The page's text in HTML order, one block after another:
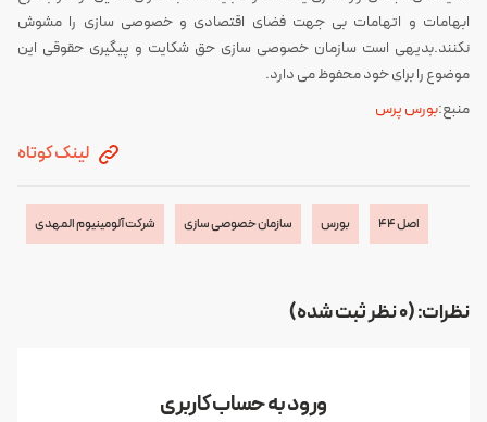
ابهامات و اتهامات بی جهت فضای اقتصادی و خصوصی سازی را مشوش
نکنند.بدیهی است سازمان خصوصی سازی حق شکایت و پیگیری حقوقی این
موضوع را برای خود محفوظ می دارد.
منبع:بورس پرس
لینک کوتاه
اصل 44 بورس سازمان خصوصی سازی شرکت آلومینیوم المهدی
نظرات: (0 نظر ثبت شده)
ورود به حساب کاربری